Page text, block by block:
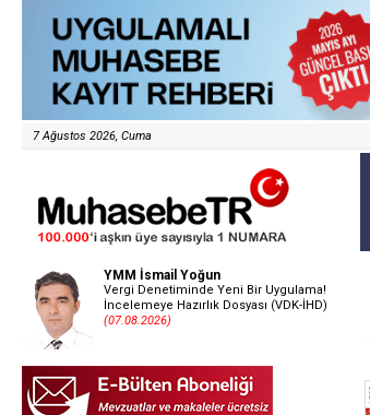
7 Ağustos 2026, Cuma
YMM İsmail Yoğun
Vergi Denetiminde Yeni Bir Uygulama!
İncelemeye Hazırlık Dosyası (VDK-İHD)
(07.08.2026)